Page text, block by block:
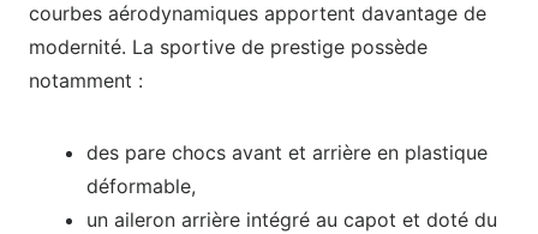
courbes aérodynamiques apportent davantage de
modernité. La sportive de prestige possède
notamment :
des pare chocs avant et arrière en plastique
déformable,
un aileron arrière intégré au capot et doté du